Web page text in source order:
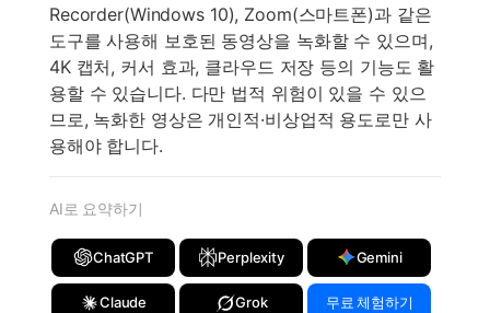
Recorder(Windows 10), Zoom(스마트폰)과 같은
도구를 사용해 보호된 동영상을 녹화할 수 있으며,
4K 캡처, 커서 효과, 클라우드 저장 등의 기능도 활
용할 수 있습니다. 다만 법적 위험이 있을 수 있으
므로, 녹화한 영상은 개인적·비상업적 용도로만 사
용해야 합니다.
AI로 요약하기
ChatGPT Perplexity Gemini
Claude Grok 무료 체험하기